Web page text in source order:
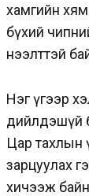
хамгийн
бүхий
нээлттэй
Нэг үгээр
дийлдэшүй
Цар тахлын
зарцуулах
хичээж